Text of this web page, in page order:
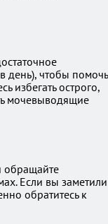
день), чтобы помочь
избегать острого,
мочевыводящие
обращайте
Если вы заметили
обратитесь к